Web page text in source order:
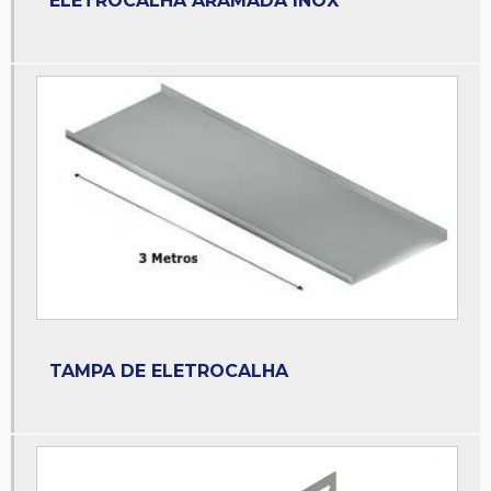
Eletroduto zincado
Fornecedor de abraçadeiras
Fornecedor de condulete
Fornecedor de eletroduto
Fornecedor de eletroduto pvc
Leito para cabos
TAMPA DE ELETROCALHA